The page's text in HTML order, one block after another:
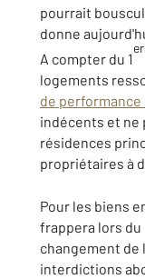
pourrait
donne
A compter du 1
er
logements
de performance
indécents et ne
résidences
propriétaires à
Pour les biens
frappera lors
changement de
interdictions